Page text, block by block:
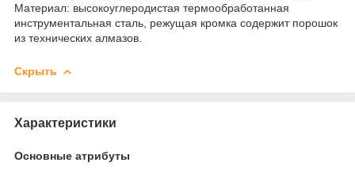
Материал: высокоуглеродистая термообработанная
инструментальная сталь, режущая кромка содержит порошок
из технических алмазов.
Скрыть
Характеристики
Основные атрибуты